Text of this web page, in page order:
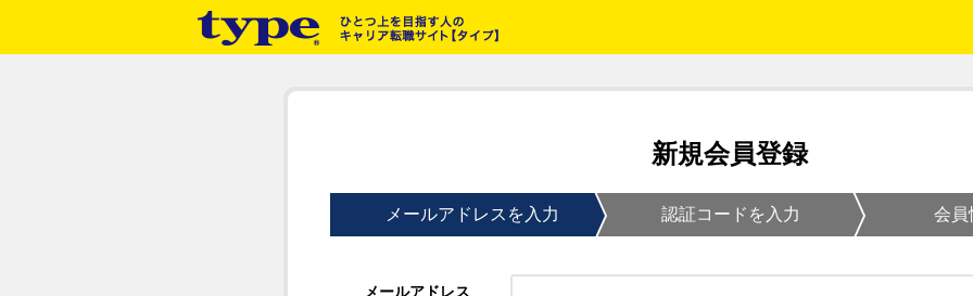
新規会員登録
メールアドレスを入力 認証コードを入力 会員
メールアドレス